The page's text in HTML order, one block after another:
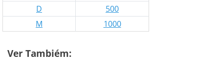
D
500
M
1000
Ver Tambiém: